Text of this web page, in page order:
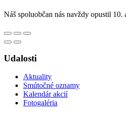
Náš spoluobčan nás navždy opustil 10.
Udalosti
Aktuality
Smútočné oznamy
Kalendár akcií
Fotogaléria